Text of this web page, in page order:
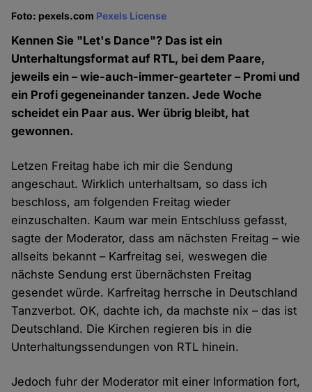
Foto: pexels.com Pexels License
Kennen Sie "Let's Dance"? Das ist ein
Unterhaltungsformat auf RTL, bei dem Paare,
jeweils ein – wie-auch-immer-gearteter – Promi und
ein Profi gegeneinander tanzen. Jede Woche
scheidet ein Paar aus. Wer übrig bleibt, hat
gewonnen.
Letzen Freitag habe ich mir die Sendung
angeschaut. Wirklich unterhaltsam, so dass ich
beschloss, am folgenden Freitag wieder
einzuschalten. Kaum war mein Entschluss gefasst,
sagte der Moderator, dass am nächsten Freitag – wie
allseits bekannt – Karfreitag sei, weswegen die
nächste Sendung erst übernächsten Freitag
gesendet würde. Karfreitag herrsche in Deutschland
Tanzverbot. OK, dachte ich, da machste nix – das ist
Deutschland. Die Kirchen regieren bis in die
Unterhaltungssendungen von RTL hinein.
Jedoch fuhr der Moderator mit einer Information fort,